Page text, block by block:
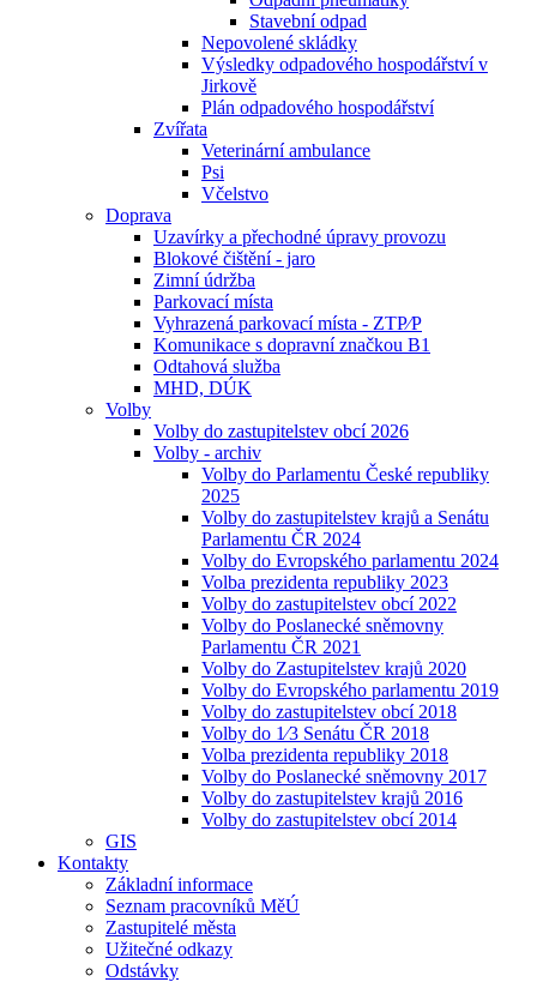
Stavební odpad
Nepovolené skládky
Výsledky odpadového hospodářství v
Jirkově
Plán odpadového hospodářství
Zvířata
Veterinární ambulance
Psi
Včelstvo
Doprava
Uzavírky a přechodné úpravy provozu
Blokové čištění - jaro
Zimní údržba
Parkovací místa
Vyhrazená parkovací místa - ZTP⁄P
Komunikace s dopravní značkou B1
Odtahová služba
MHD, DÚK
Volby
Volby do zastupitelstev obcí 2026
Volby - archiv
Volby do Parlamentu České republiky
2025
Volby do zastupitelstev krajů a Senátu
Parlamentu ČR 2024
Volby do Evropského parlamentu 2024
Volba prezidenta republiky 2023
Volby do zastupitelstev obcí 2022
Volby do Poslanecké sněmovny
Parlamentu ČR 2021
Volby do Zastupitelstev krajů 2020
Volby do Evropského parlamentu 2019
Volby do zastupitelstev obcí 2018
Volby do 1⁄3 Senátu ČR 2018
Volba prezidenta republiky 2018
Volby do Poslanecké sněmovny 2017
Volby do zastupitelstev krajů 2016
Volby do zastupitelstev obcí 2014
GIS
Kontakty
Základní informace
Seznam pracovníků MěÚ
Zastupitelé města
Užitečné odkazy
Odstávky